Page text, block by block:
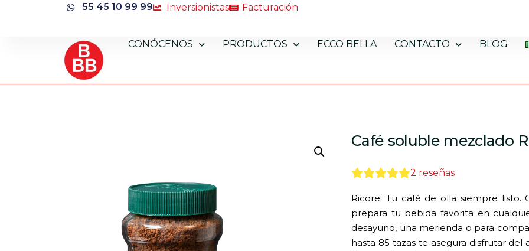
55 45 10 99 99 Inversionistas Facturación
CONÓCENOS PRODUCTOS ECCO BELLA CONTACTO BLOG
Café soluble mezclado
2 reseñas
Ricore: Tu café de olla siempre listo.
prepara tu bebida favorita en
desayuno, una merienda o para
hasta 85 tazas te asegura disfrutar